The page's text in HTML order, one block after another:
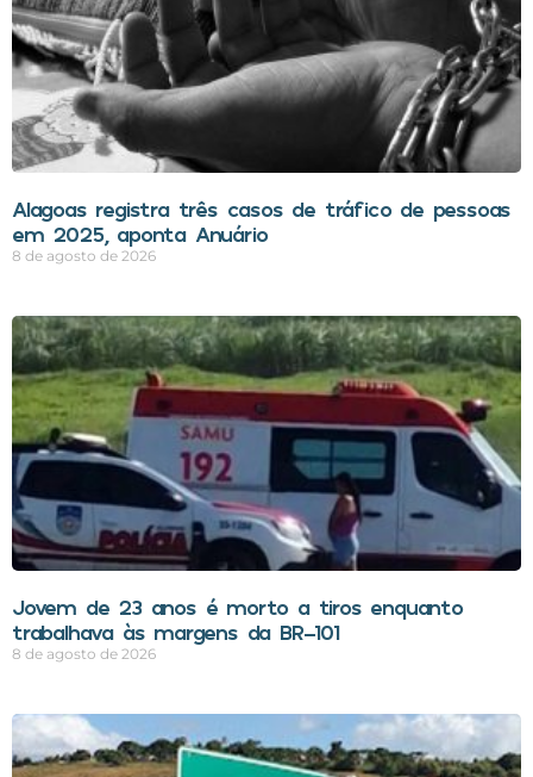
Alagoas registra três casos de tráfico de pessoas
em 2025, aponta Anuário
8 de agosto de 2026
Jovem de 23 anos é morto a tiros enquanto
trabalhava às margens da BR-101
8 de agosto de 2026